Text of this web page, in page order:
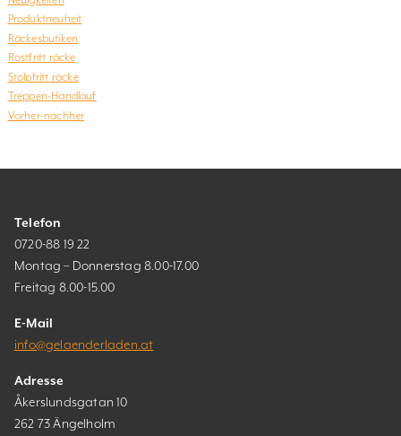
Produktneuheit
Räckesbutiken
Rostfritt räcke
Stolpfritt räcke
Treppen-Handlauf
Vorher-nachher
Telefon
0720-88 19 22
Montag – Donnerstag 8.00-17.00
Freitag 8.00-15.00
E-Mail
info@gelaenderladen.at
Adresse
Åkerslundsgatan 10
262 73 Ängelholm